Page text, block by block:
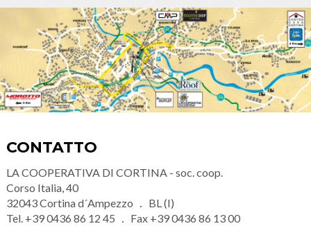
CONTATTO
LA COOPERATIVA DI CORTINA - soc. coop.
Corso Italia, 40
32043Cortina d´Ampezzo
BL (I)
Tel. +39 0436 86 12 45 Fax +39 0436 86 13 00